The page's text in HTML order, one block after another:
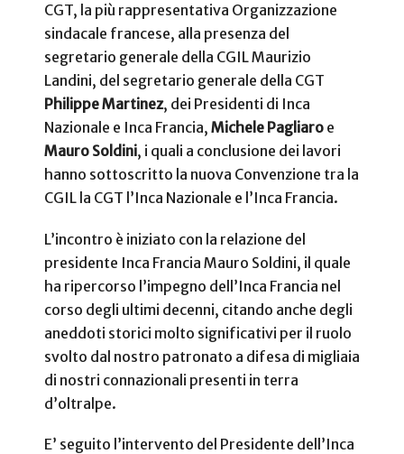
CGT, la più rappresentativa Organizzazione
sindacale francese, alla presenza del
segretario generale della CGIL Maurizio
Landini, del segretario generale della CGT
Philippe Martinez, dei Presidenti di Inca
Nazionale e Inca Francia, Michele Pagliaro e
Mauro Soldini, i quali a conclusione dei lavori
hanno sottoscritto la nuova Convenzione tra la
CGIL la CGT l’Inca Nazionale e l’Inca Francia.
L’incontro è iniziato con la relazione del
presidente Inca Francia Mauro Soldini, il quale
ha ripercorso l’impegno dell’Inca Francia nel
corso degli ultimi decenni, citando anche degli
aneddoti storici molto significativi per il ruolo
svolto dal nostro patronato a difesa di migliaia
di nostri connazionali presenti in terra
d’oltralpe.
E’ seguito l’intervento del Presidente dell’Inca